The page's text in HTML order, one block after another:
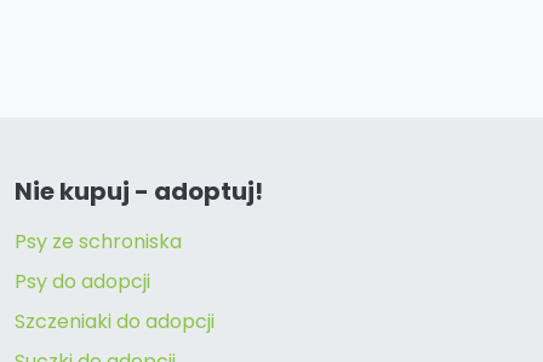
Nie kupuj - adoptuj!
Psy ze schroniska
Psy do adopcji
Szczeniaki do adopcji